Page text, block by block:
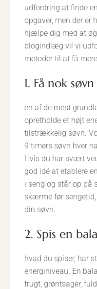
udfordring at finde
opgaver, men der er
hjælpe dig med at
blogindlæg vil vi
metoder til at få
1. Få nok søvn
en af de mest
opretholde et højt
tilstrækkelig søvn.
9 timers søvn hver
Hvis du har svært
god idé at etablere
i seng og står op på
skærme før
din søvn.
2. Spis en
hvad du spiser, har
energiniveau. En
frugt, grøntsager,